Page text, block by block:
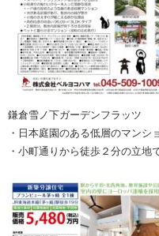
鎌倉雪ノ下ガーデンフラッツ
・日本庭園のある低層のマンシ
・小町通りから徒歩２分の立地